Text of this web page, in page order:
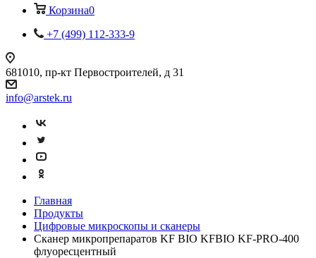
Корзина0
+7 (499) 112-333-9
681010, пр-кт Первостроителей, д 31
info@arstek.ru
Главная
Продукты
Цифровые микроскопы и сканеры
Сканер микропрепаратов KF BIO KFBIO KF-PRO-400
флуоресцентный